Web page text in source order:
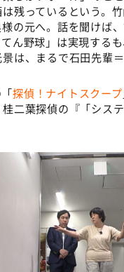
残っているという。
の元へ。話を聞けば
ん野球」は実現する
は、まるで石田先輩
探偵！ナイトスクープ
二葉探偵の『「シス